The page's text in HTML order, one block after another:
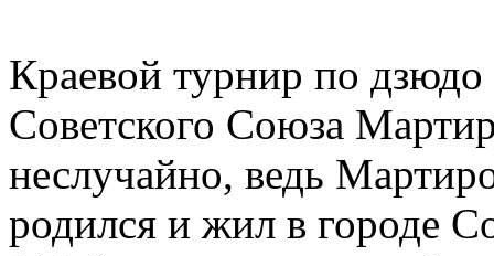
Краевой турнир по дзюдо
Советского Союза
неслучайно, ведь
родился и жил в городе